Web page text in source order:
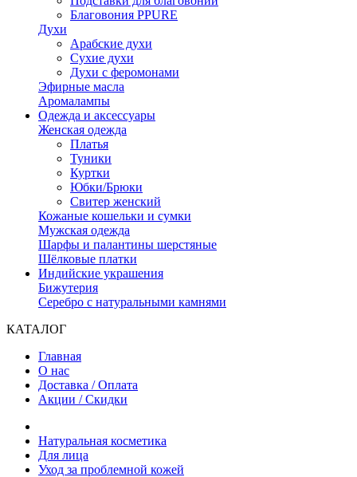
Благовония PPURE
Духи
Арабские духи
Сухие духи
Духи с феромонами
Эфирные масла
Аромалампы
Одежда и аксессуары
Женская одежда
Платья
Туники
Куртки
Юбки/Брюки
Свитер женский
Кожаные кошельки и сумки
Мужская одежда
Шарфы и палантины шерстяные
Шёлковые платки
Индийские украшения
Бижутерия
Серебро с натуральными камнями
КАТАЛОГ
Главная
О нас
Доставка / Оплата
Акции / Скидки
Натуральная косметика
Для лица
Уход за проблемной кожей